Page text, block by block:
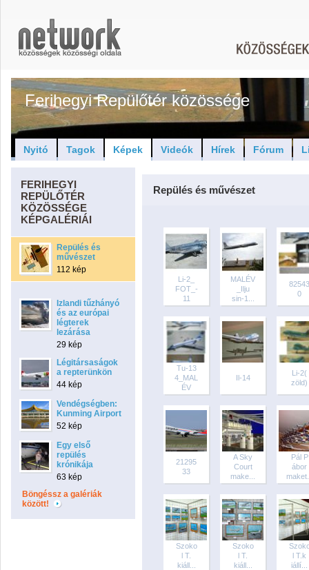
Ferihegyi Repülőtér közössége
Nyitó Tagok Képek Videók Hírek Fórum
FERIHEGYI
REPÜLŐTÉR
KÖZÖSSÉGE
KÉPGALÉRIÁI
Repülés és
művészet
112 kép
Izlandi tűzhányó
és az európai
légterek
lezárása
29 kép
Légitársaságok
a repterünkön
44 kép
Vendégségben:
Kunming Airport
52 kép
Egy első
repülés
krónikája
63 kép
Böngéssz a galériák
között!
Repülés és művészet
Li-2_
FOT_-
11
MALÉV
_Ilju
sin-1...
82543
0
Tu-13
4_MAL
ÉV
Il-14
Li-2(
zöld)
21295
33
A Sky
Court
make...
Pál P
ábor
Szoko
l T.
kiáll...
Szoko
l T.
kiáll...
l T.k
iállí...